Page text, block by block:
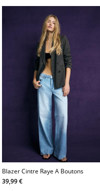
Blazer Cintre Raye A Boutons
39,99 €